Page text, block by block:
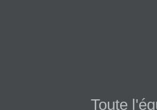
Toute